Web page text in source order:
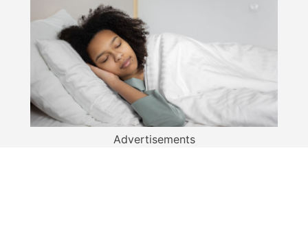
Advertisements